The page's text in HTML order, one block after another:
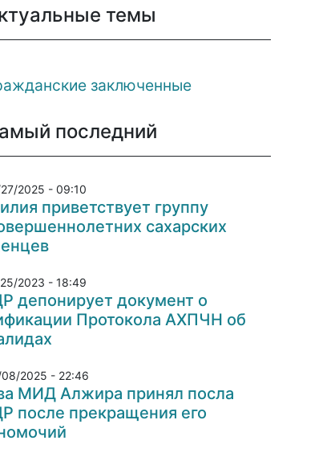
темы
заключенные
последний
2025 - 09:10
приветствует группу
сахарских
2023 - 18:49
депонирует документ о
Протокола АХПЧН об
2025 - 22:46
МИД Алжира принял посла
после прекращения его